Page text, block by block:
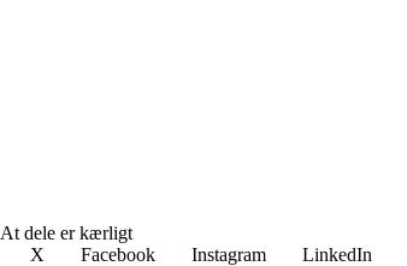
At dele er kærligt
X
Facebook Instagram LinkedIn